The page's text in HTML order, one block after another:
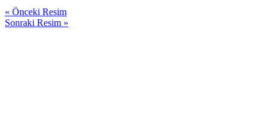
« Önceki Resim
Sonraki Resim »